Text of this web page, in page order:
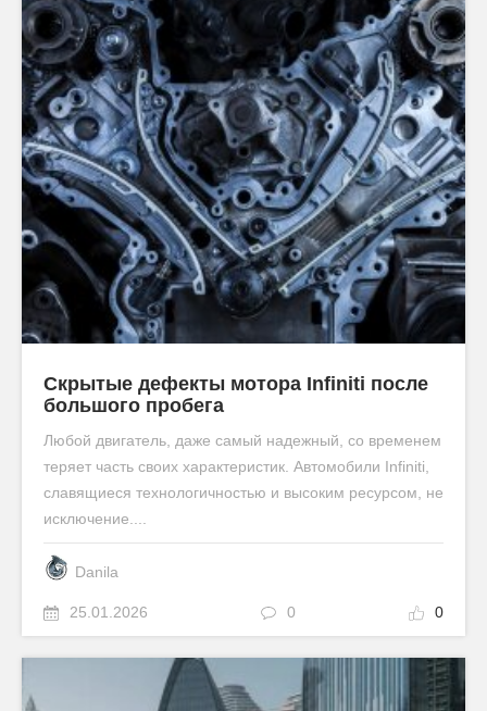
Скрытые дефекты мотора Infiniti после
большого пробега
Любой двигатель, даже самый надежный, со временем
теряет часть своих характеристик. Автомобили Infiniti,
славящиеся технологичностью и высоким ресурсом, не
исключение....
Danila
25.01.2026 0 0